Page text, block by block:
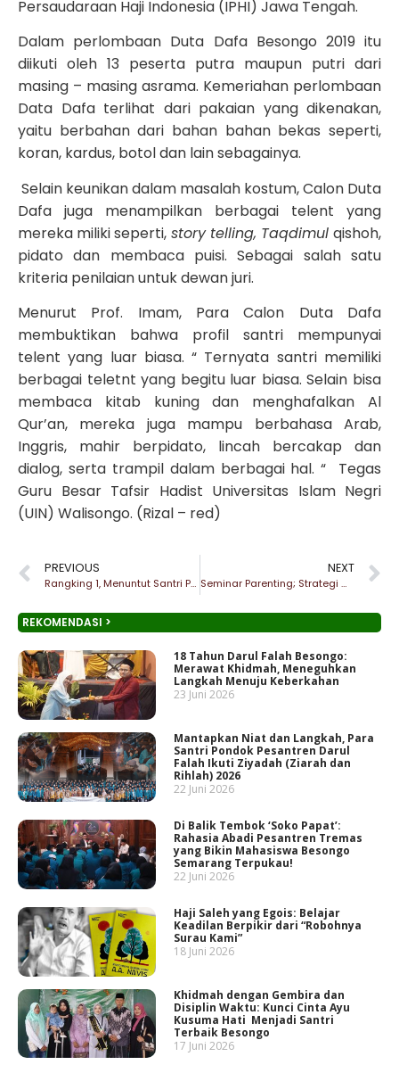
Persaudaraan Haji Indonesia (IPHI) Jawa Tengah.
Dalam perlombaan Duta Dafa Besongo 2019 itu
diikuti oleh 13 peserta putra maupun putri dari
masing – masing asrama. Kemeriahan perlombaan
Data Dafa terlihat dari pakaian yang dikenakan,
yaitu berbahan dari bahan bahan bekas seperti,
koran, kardus, botol dan lain sebagainya.
Selain keunikan dalam masalah kostum, Calon Duta
Dafa juga menampilkan berbagai telent yang
mereka miliki seperti, story telling, Taqdimul qishoh,
pidato dan membaca puisi. Sebagai salah satu
kriteria penilaian untuk dewan juri.
Menurut Prof. Imam, Para Calon Duta Dafa
membuktikan bahwa profil santri mempunyai
telent yang luar biasa. “ Ternyata santri memiliki
berbagai teletnt yang begitu luar biasa. Selain bisa
membaca kitab kuning dan menghafalkan Al
Qur’an, mereka juga mampu berbahasa Arab,
Inggris, mahir berpidato, lincah bercakap dan
dialog, serta trampil dalam berbagai hal. “ Tegas
Guru Besar Tafsir Hadist Universitas Islam Negri
(UIN) Walisongo. (Rizal – red)
PREVIOUS
Rangking 1, Menuntut Santri Peka terhadap Lingkungan
NEXT
Seminar Parenting; Strategi Mengenal Karakter Anak
REKOMENDASI >
18 Tahun Darul Falah Besongo:
Merawat Khidmah, Meneguhkan
Langkah Menuju Keberkahan
23 Juni 2026
Mantapkan Niat dan Langkah, Para
Santri Pondok Pesantren Darul
Falah Ikuti Ziyadah (Ziarah dan
Rihlah) 2026
22 Juni 2026
Di Balik Tembok ‘Soko Papat’:
Rahasia Abadi Pesantren Tremas
yang Bikin Mahasiswa Besongo
Semarang Terpukau!
22 Juni 2026
Haji Saleh yang Egois: Belajar
Keadilan Berpikir dari “Robohnya
Surau Kami”
18 Juni 2026
Khidmah dengan Gembira dan
Disiplin Waktu: Kunci Cinta Ayu
Kusuma Hati Menjadi Santri
Terbaik Besongo
17 Juni 2026